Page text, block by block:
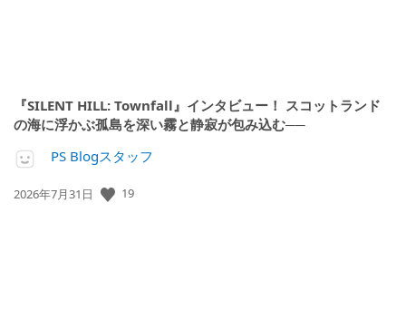
『SILENT HILL: Townfall』インタビュー！ スコットランド
の海に浮かぶ孤島を深い霧と静寂が包み込む──
PS Blogスタッフ
公
2026年7月31日 19